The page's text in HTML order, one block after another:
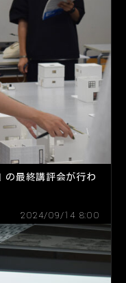
の最終講評会が行わ
2024/09/14 8:00